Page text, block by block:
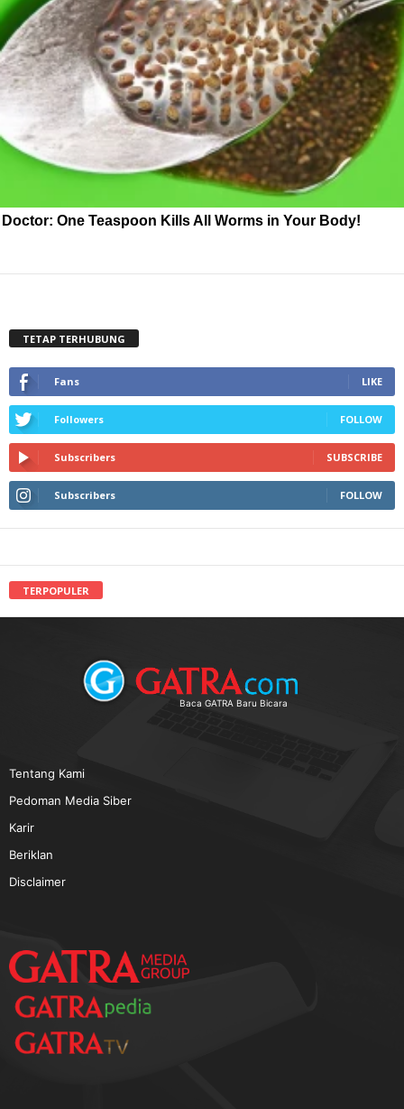
Doctor: One Teaspoon Kills All Worms in Your Body!
TETAP TERHUBUNG
Fans LIKE
Followers FOLLOW
Subscribers SUBSCRIBE
Subscribers FOLLOW
TERPOPULER